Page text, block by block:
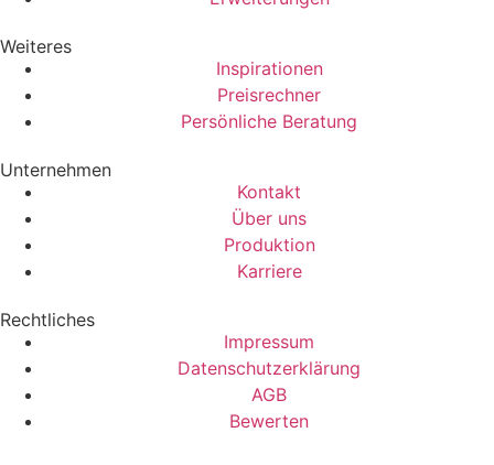
Weiteres
Inspirationen
Preisrechner
Persönliche Beratung
Unternehmen
Kontakt
Über uns
Produktion
Karriere
Rechtliches
Impressum
Datenschutzerklärung
AGB
Bewerten